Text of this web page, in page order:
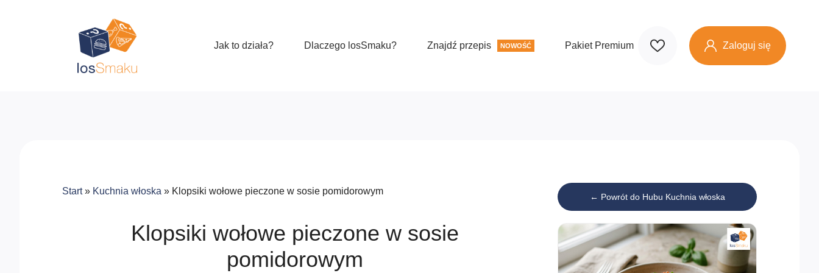
Jak to działa? Dlaczego losSmaku? Znajdź przepis NOWOŚĆ Pakiet Premium Zaloguj się
Start» Kuchnia włoska » Klopsiki wołowe pieczone w sosie pomidorowym
Klopsiki wołowe pieczone w sosie
pomidorowym
← Powrót do Hubu Kuchnia włoska